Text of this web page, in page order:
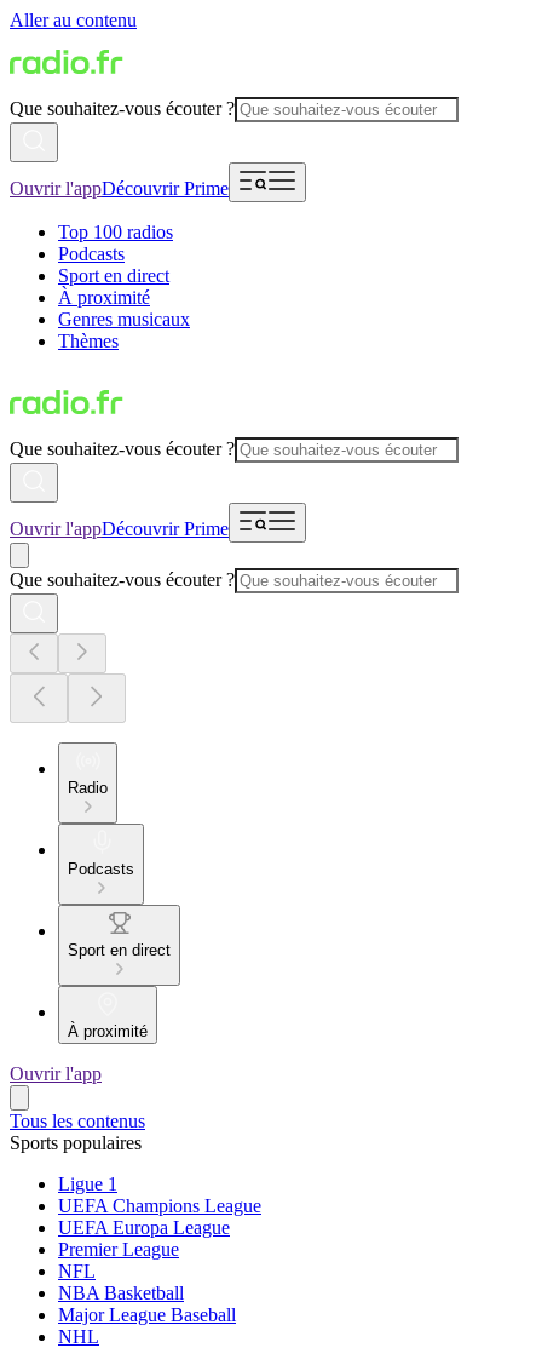
Aller au contenu
Que souhaitez-vous écouter ?
Ouvrir l'appDécouvrir Prime
Top 100 radios
Podcasts
Sport en direct
À proximité
Genres musicaux
Thèmes
Que souhaitez-vous écouter ?
Ouvrir l'appDécouvrir Prime
Que souhaitez-vous écouter ?
Radio
Podcasts
Sport en direct
À proximité
Ouvrir l'app
Tous les contenus
Sports populaires
Ligue 1
UEFA Champions League
UEFA Europa League
Premier League
NFL
NBA Basketball
Major League Baseball
NHL